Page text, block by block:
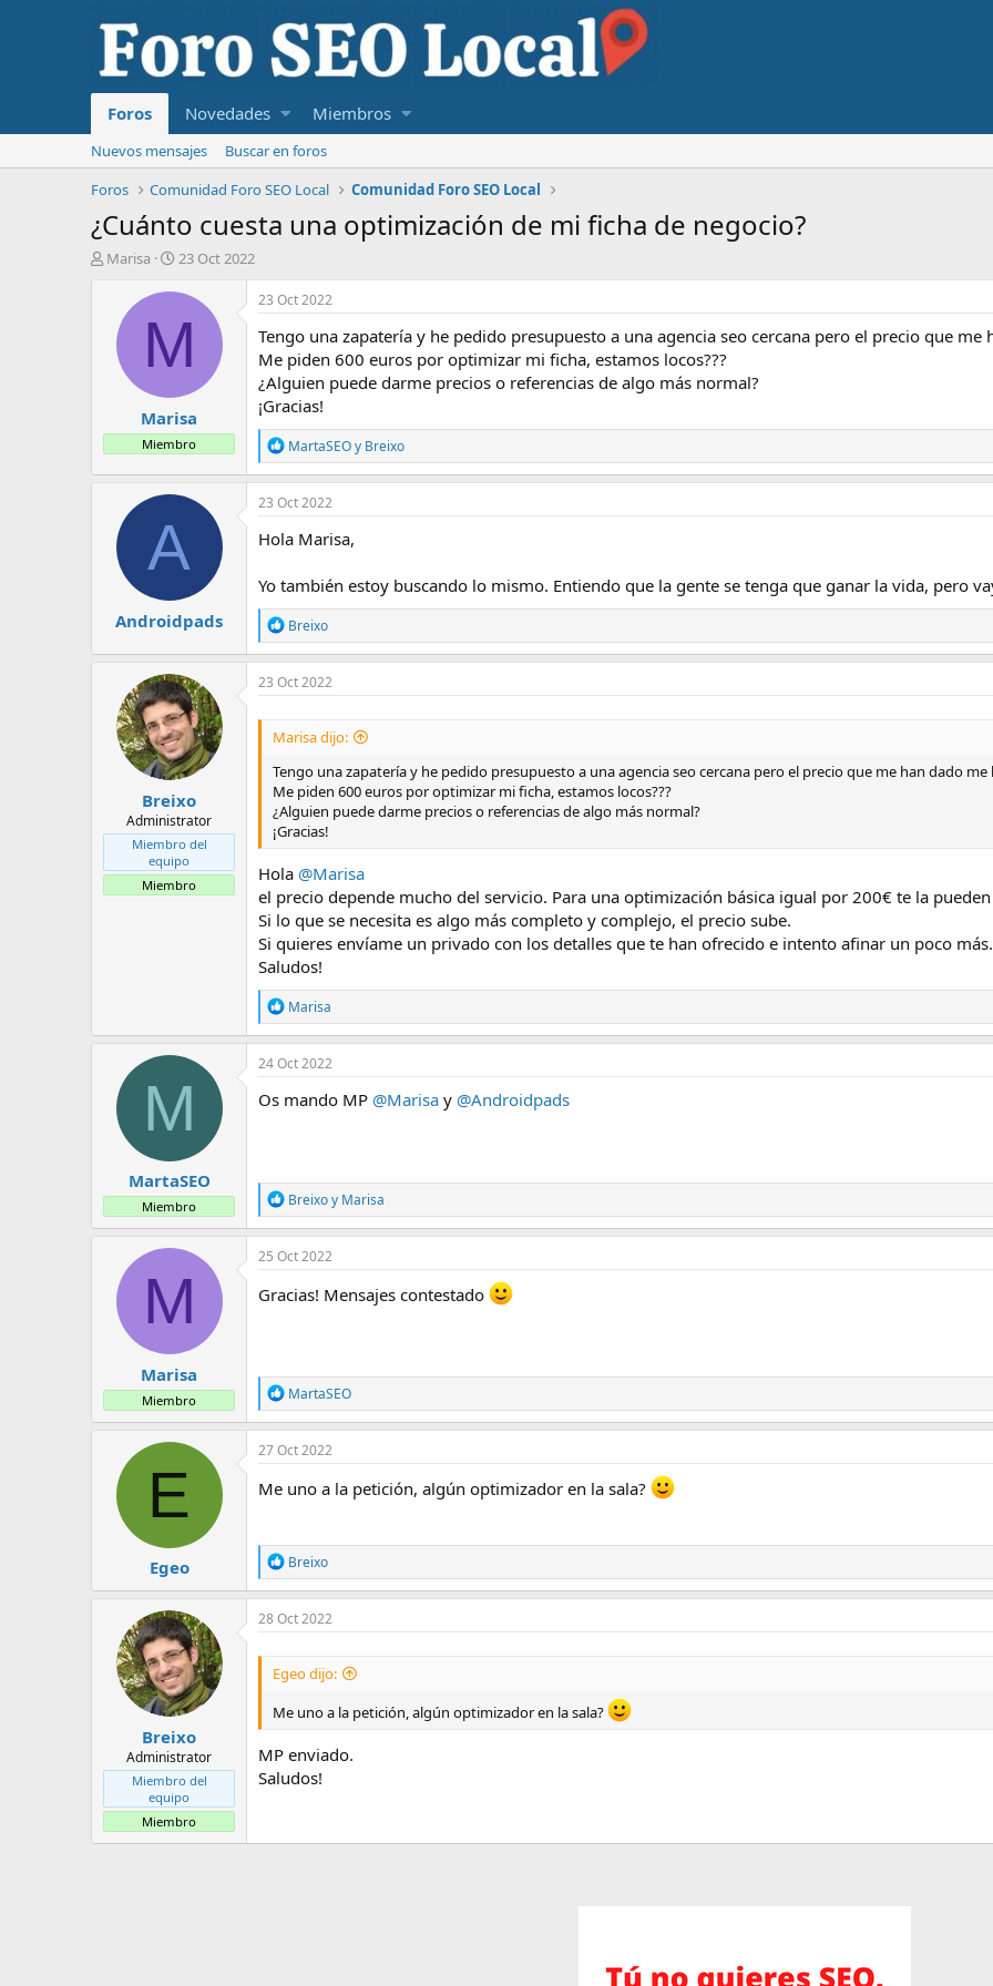
Foros Novedades Miembros
Nuevos mensajes
Buscar en foros
Foros
Comunidad Foro SEO Local Comunidad Foro SEO Local
¿Cuánto cuesta una optimización de mi ficha de negocio?
I
d
e
l
m
Marisa
F
c
a
d
i
n
i
c
i
o
23 Oct 2022
M
Marisa
Miembro
23 Oct 2022
Tengo una zapatería y he pedido presupuesto a una agencia seo cercana pero el precio que
Me piden 600 euros por optimizar mi ficha, estamos locos???
¿Alguien puede darme precios o referencias de algo más normal?
¡Gracias!
R
e
a
c
i
o
e
:
MartaSEOy Breixo
A
Androidpads
23 Oct 2022
Hola Marisa,
Yo también estoy buscando lo mismo. Entiendo que la gente se tenga que ganar la vida, pero
R
e
a
c
n
e
s
:
Breixo
Breixo
Administrator
Miembro del
equipo
Miembro
23 Oct 2022
Marisa dijo:
Tengo una zapatería y he pedido presupuesto a una agencia seo cercana pero el precio que me han dado
Me piden 600 euros por optimizar mi ficha, estamos locos???
¿Alguien puede darme precios o referencias de algo más normal?
¡Gracias!
Hola @Marisa
el precio depende mucho del servicio. Para una optimización básica igual por 200€ te la pueden
Si lo que se necesita es algo más completo y complejo, el precio sube.
Si quieres envíame un privado con los detalles que te han ofrecido e intento afinar un poco más.
Saludos!
R
e
a
c
i
o
:
Marisa
M
MartaSEO
Miembro
24 Oct 2022
Os mando MP @Marisa y @Androidpads
R
e
a
c
o
:
Breixoy Marisa
M
Marisa
Miembro
25 Oct 2022
Gracias! Mensajes contestado
R
e
a
c
o
s
:
MartaSEO
E
Egeo
27 Oct 2022
Me uno a la petición, algún optimizador en la sala?
R
e
a
c
n
s
Breixo
Breixo
Administrator
Miembro del
equipo
Miembro
28 Oct 2022
Egeo dijo:
Me uno a la petición, algún optimizador en la sala?
MP enviado.
Saludos!